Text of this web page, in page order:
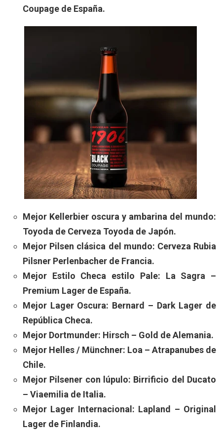
Coupage de España.
Mejor Kellerbier oscura y ambarina del mundo:
Toyoda de Cerveza Toyoda de Japón.
Mejor Pilsen clásica del mundo: Cerveza Rubia
Pilsner Perlenbacher de Francia.
Mejor Estilo Checa estilo Pale: La Sagra –
Premium Lager de España.
Mejor Lager Oscura: Bernard – Dark Lager de
República Checa.
Mejor Dortmunder: Hirsch – Gold de Alemania.
Mejor Helles / Münchner: Loa – Atrapanubes de
Chile.
Mejor Pilsener con lúpulo: Birrificio del Ducato
– Viaemilia de Italia.
Mejor Lager Internacional: Lapland – Original
Lager de Finlandia.